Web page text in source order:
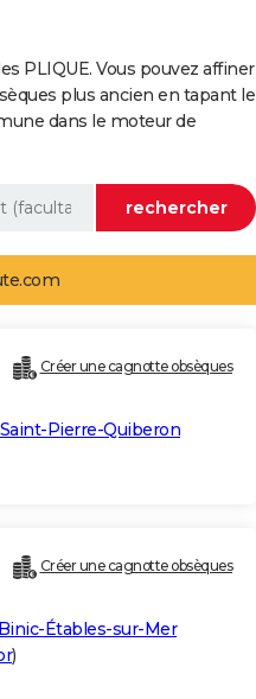
PLIQUE. Vous pouvez affiner
plus ancien en tapant le
dans le moteur de
Créer une cagnotte obsèques
Saint-Pierre-Quiberon
Créer une cagnotte obsèques
Binic-Étables-sur-Mer
)